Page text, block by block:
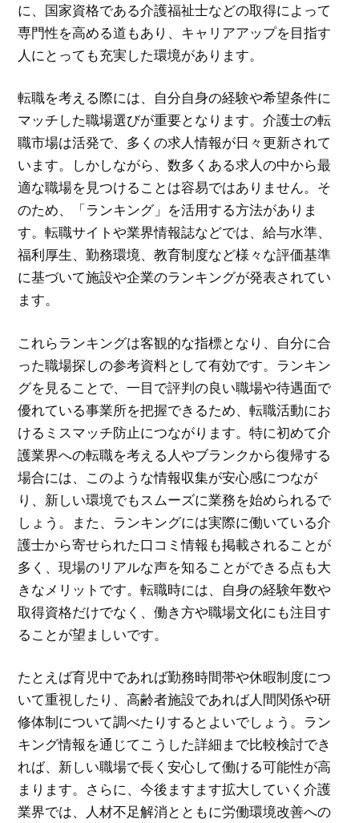
に、国家資格である介護福祉士などの取得によって
専門性を高める道もあり、キャリアアップを目指す
人にとっても充実した環境があります。
転職を考える際には、自分自身の経験や希望条件に
マッチした職場選びが重要となります。介護士の転
職市場は活発で、多くの求人情報が日々更新されて
います。しかしながら、数多くある求人の中から最
適な職場を見つけることは容易ではありません。そ
のため、「ランキング」を活用する方法がありま
す。転職サイトや業界情報誌などでは、給与水準、
福利厚生、勤務環境、教育制度など様々な評価基準
に基づいて施設や企業のランキングが発表されてい
ます。
これらランキングは客観的な指標となり、自分に合
った職場探しの参考資料として有効です。ランキン
グを見ることで、一目で評判の良い職場や待遇面で
優れている事業所を把握できるため、転職活動にお
けるミスマッチ防止につながります。特に初めて介
護業界への転職を考える人やブランクから復帰する
場合には、このような情報収集が安心感につなが
り、新しい環境でもスムーズに業務を始められるで
しょう。また、ランキングには実際に働いている介
護士から寄せられた口コミ情報も掲載されることが
多く、現場のリアルな声を知ることができる点も大
きなメリットです。転職時には、自身の経験年数や
取得資格だけでなく、働き方や職場文化にも注目す
ることが望ましいです。
たとえば育児中であれば勤務時間帯や休暇制度につ
いて重視したり、高齢者施設であれば人間関係や研
修体制について調べたりするとよいでしょう。ラン
キング情報を通じてこうした詳細まで比較検討でき
れば、新しい職場で長く安心して働ける可能性が高
まります。さらに、今後ますます拡大していく介護
業界では、人材不足解消とともに労働環境改善への